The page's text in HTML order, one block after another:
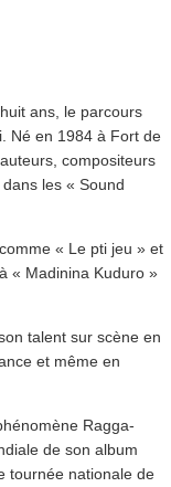
ans, le parcours
Né en 1984 à Fort de
compositeurs
les « Sound
« Le pti jeu » et
« Madinina Kuduro »
talent sur scène en
et même en
Ragga-
de son album
tournée nationale de